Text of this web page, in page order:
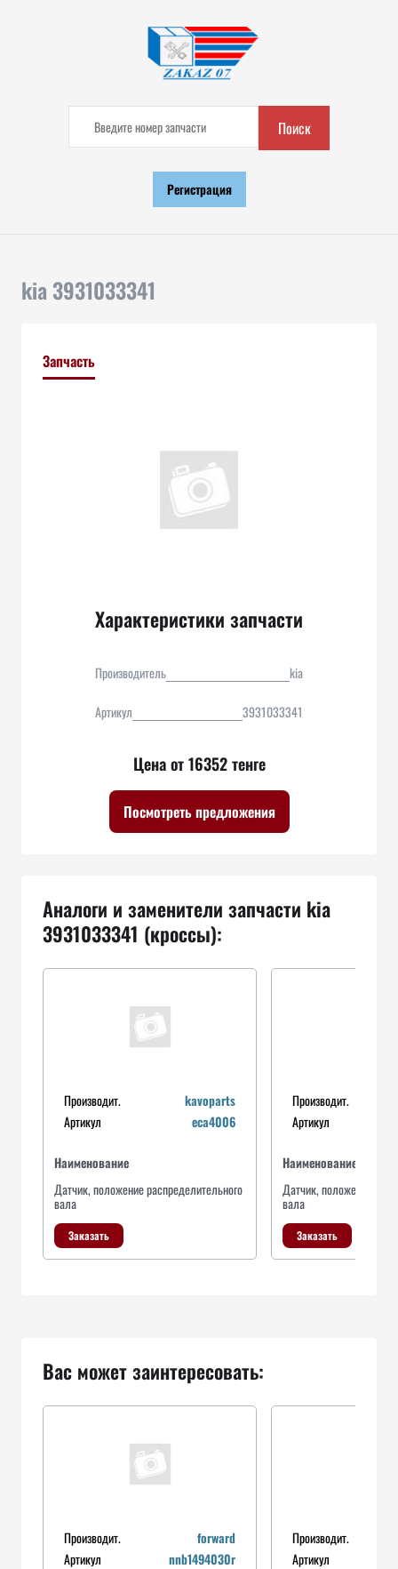
Поиск
Регистрация
kia 3931033341
Запчасть
Характеристики запчасти
Производитель kia
Артикул 3931033341
Цена от 16352 тенге
Посмотреть предложения
Аналоги и заменители запчасти kia
3931033341 (кроссы):
Производит.
kavoparts
Артикул
eca4006
Наименование
Датчик, положение распределительного
вала
Заказать
Производит.
Артикул
Наименование
Датчик, положение
вала
Заказать
Вас может заинтересовать:
Производит.
forward
Артикул
nnb1494030r
Производит.
Артикул